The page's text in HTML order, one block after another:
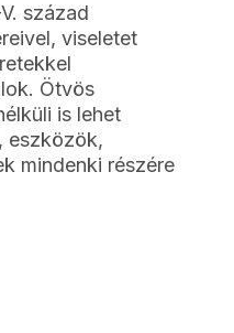
század
viseletet
Ötvös
is lehet
eszközök,
mindenki részére